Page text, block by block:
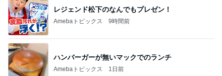
レジェンド松下のなんでもプレゼン！
Amebaトピックス 9時間前
ハンバーガーが無いマックでのランチ
Amebaトピックス 1日前